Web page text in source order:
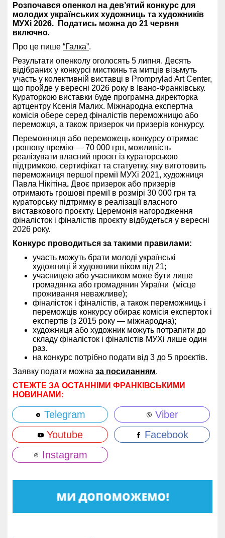
Розпочався опенкол на дев’ятий конкурс для
молодих українських художниць та художників
МУХі 2026. Податись можна до 21 червня
включно.
Про це пише “Галка”.
Результати опенколу оголосять 5 липня. Десять
відібраних у конкурсі мисткинь та митців візьмуть
участь у колективній виставці в Promprylad Art Center,
що пройде у вересні 2026 року в Івано-Франківську.
Кураторкою виставки буде програмна директорка
артцентру Ксенія Малих. Міжнародна експертна
комісія обере серед фіналістів переможницю або
переможця, а також призерок чи призерів конкурсу.
Переможниця або переможець конкурсу отримає
грошову премію — 70 000 грн, можливість
реалізувати власний проєкт із кураторською
підтримкою, сертифікат та статуетку, яку виготовить
переможниця першої премії МУХі 2021, художниця
Павла Нікітіна. Двоє призерок або призерів
отримають грошові премії в розмірі 30 000 грн та
кураторську підтримку в реалізації власного
виставкового проєкту. Церемонія нагородження
фіналісток і фіналістів проєкту відбудеться у вересні
2026 року.
Конкурс проводиться за такими правилами:
участь можуть брати молоді українські
художниці й художники віком від 21;
учасницею або учасником може бути лише
громадянка або громадянин України (місце
проживання неважливе);
фіналісток і фіналістів, а також переможниць і
переможців конкурсу обирає комісія експерток і
експертів (з 2015 року — міжнародна);
художниця або художник можуть потрапити до
складу фіналісток і фіналістів МУХі лише один
раз.
на конкурс потрібно подати від 3 до 5 проєктів.
Заявку подати можна за посиланням.
СТЕЖТЕ ЗА ОСТАННІМИ ФРАНКІВСЬКИМИ
НОВИНАМИ:
Telegram
Viber
Youtube
Facebook
Instagram